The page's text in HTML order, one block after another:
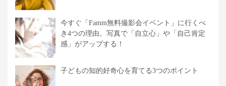
今すぐ「Famm無料撮影会イベント」に行くべ
き4つの理由。写真で「自立心」や「自己肯定
感」がアップする！
子どもの知的好奇心を育てる3つのポイント